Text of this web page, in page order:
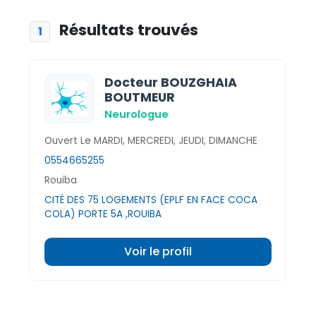
1 Résultats trouvés
Docteur BOUZGHAIA
BOUTMEUR
Neurologue
Ouvert Le MARDI, MERCREDI, JEUDI, DIMANCHE
0554665255
Rouiba
CITÉ DES 75 LOGEMENTS (EPLF EN FACE COCA
COLA) PORTE 5A ,ROUIBA
Voir le profil